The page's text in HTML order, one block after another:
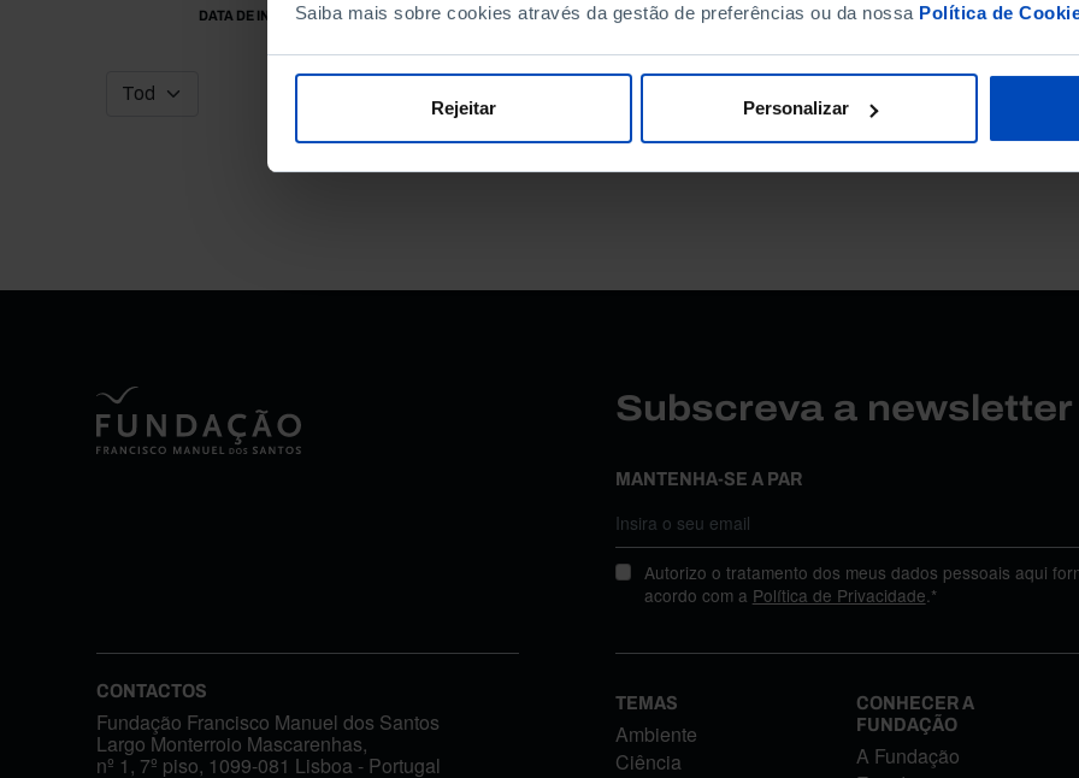
Saiba mais sobre cookies através da gestão de preferências ou da nossa Política de
Rejeitar Personalizar
DATA DE INÍCIO
DATA DE FIM
Subscreva a
MANTENHA-SE A PAR
Autorizo o tratamento dos meus dados pessoais aqui
acordo com a Política de Privacidade.*
CONTACTOS
Fundação Francisco Manuel dos Santos
Largo Monterroio Mascarenhas,
nº 1, 7º piso, 1099-081 Lisboa - Portugal
TEMAS
Ambiente
Ciência
CONHECER A
FUNDAÇÃO
A Fundação